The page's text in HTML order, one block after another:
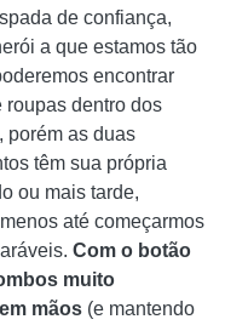
de confiança,
a que estamos tão
encontrar
roupas dentro dos
porém as duas
têm sua própria
ou mais tarde,
até começarmos
Com o botão
muito
mãos (e mantendo